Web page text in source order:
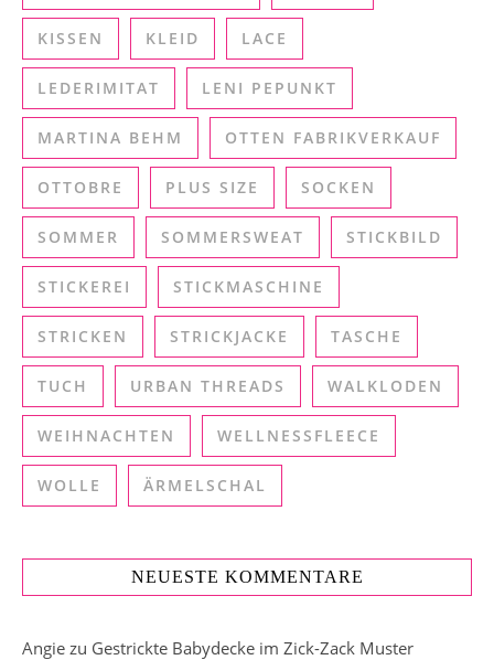
KISSEN KLEID LACE
LEDERIMITAT LENI PEPUNKT
MARTINA BEHM OTTEN FABRIKVERKAUF
OTTOBRE PLUS SIZE SOCKEN
SOMMER SOMMERSWEAT STICKBILD
STICKEREI STICKMASCHINE
STRICKEN STRICKJACKE TASCHE
TUCH URBAN THREADS WALKLODEN
WEIHNACHTEN WELLNESSFLEECE
WOLLE ÄRMELSCHAL
NEUESTE KOMMENTARE
Angie zu Gestrickte Babydecke im Zick-Zack Muster